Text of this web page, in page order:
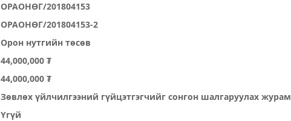
ОРАОНӨГ/201804153
ОРАОНӨГ/201804153-2
Орон нутгийн төсөв
44,000,000 ₮
44,000,000 ₮
Зөвлөх үйлчилгээний гүйцэтгэгчийг сонгон шалгаруулах журам
Үгүй